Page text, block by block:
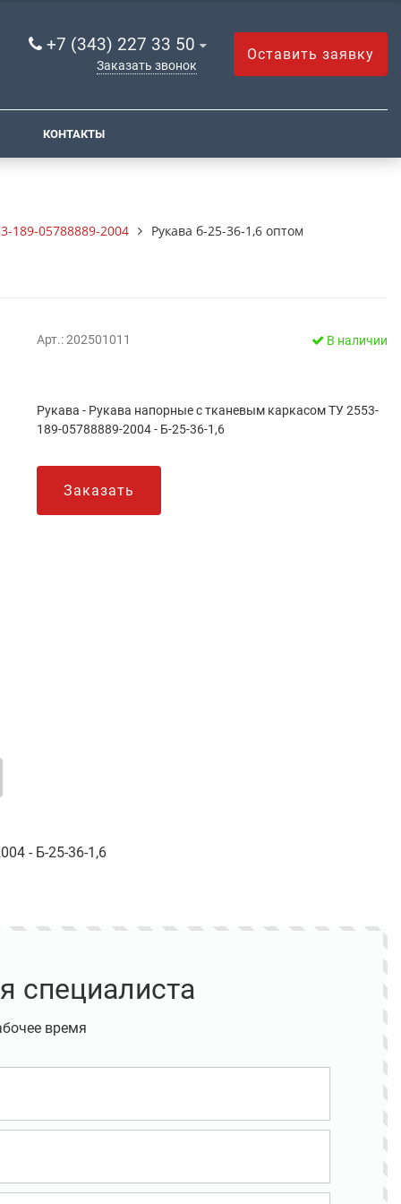
+7 (343) 227 33 50
Заказать звонок
Оставить заявку
КОНТАКТЫ
189-05788889-2004 Рукава б-25-36-1,6 оптом
Арт.: 202501011 В наличии
Рукава - Рукава напорные с тканевым каркасом ТУ 2553-
189-05788889-2004 - Б-25-36-1,6
Заказать
- Б-25-36-1,6
специалиста
время